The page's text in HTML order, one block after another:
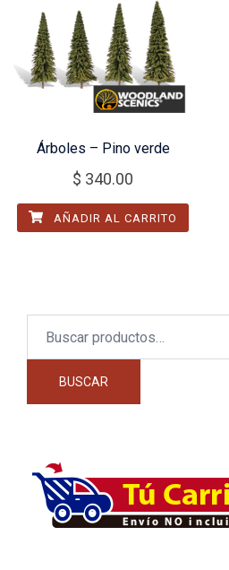
Árboles – Pino verde
$ 340.00
AÑADIR AL CARRITO
BUSCAR